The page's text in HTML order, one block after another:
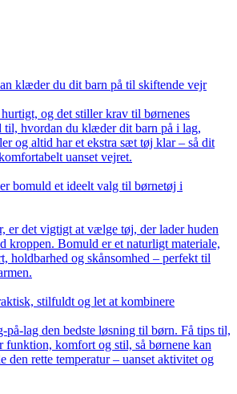
klæder du dit barn på til skiftende vejr
og det stiller krav til børnenes
til, hvordan du klæder dit barn på i lag,
og altid har et ekstra sæt tøj klar – så dit
uanset vejret.
bomuld et ideelt valg til børnetøj i
er det vigtigt at vælge tøj, der lader huden
kroppen. Bomuld er et naturligt materiale,
holdbarhed og skånsomhed – perfekt til
stilfuldt og let at kombinere
på-lag den bedste løsning til børn. Få tips til,
funktion, komfort og stil, så børnene kan
den rette temperatur – uanset aktivitet og